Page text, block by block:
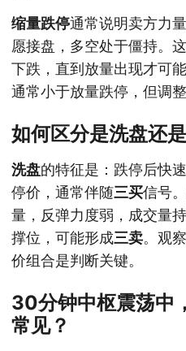
缩量跌停通常说明卖方力
愿接盘，多空处于僵持。
下跌，直到放量出现才可
通常小于放量跌停，但调
如何区分是洗盘还
洗盘的特征是：跌停后快
停价，通常伴随三买信号。
量，反弹力度弱，成交量
撑位，可能形成三卖。观
价组合是判断关键。
30分钟中枢震荡中
常见？